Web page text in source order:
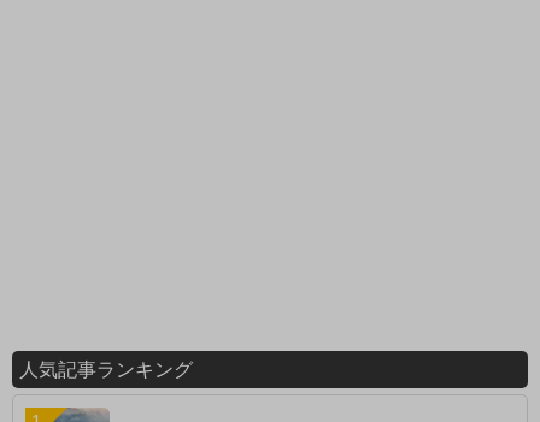
人気記事ランキング